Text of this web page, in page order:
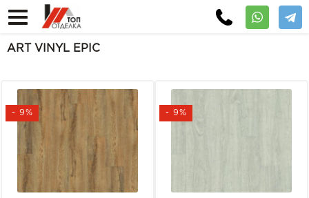
ART VINYL EPIC
- 9% - 9%